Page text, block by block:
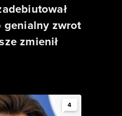
zwrot
zmienił
4